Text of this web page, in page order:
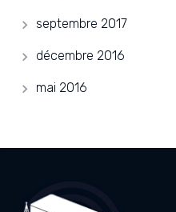
septembre 2017
décembre 2016
mai 2016